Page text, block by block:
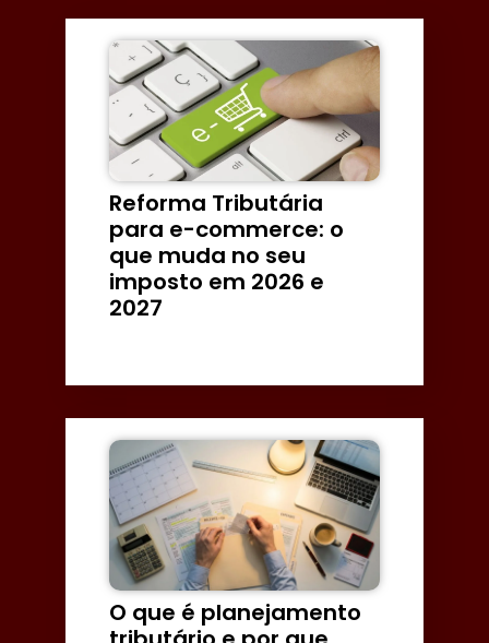
Reforma Tributária
para e-commerce: o
que muda no seu
imposto em 2026 e
2027
O que é planejamento